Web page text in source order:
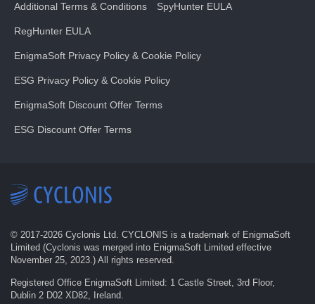
Additional Terms & Conditions SpyHunter EULA
RegHunter EULA
EnigmaSoft Privacy Policy & Cookie Policy
ESG Privacy Policy & Cookie Policy
EnigmaSoft Discount Offer Terms
ESG Discount Offer Terms
© 2017-2026 Cyclonis Ltd. CYCLONIS is a trademark of EnigmaSoft
Limited (Cyclonis was merged into EnigmaSoft Limited effective
November 25, 2023.) All rights reserved.
Registered Office EnigmaSoft Limited: 1 Castle Street, 3rd Floor,
Dublin 2 D02 XD82, Ireland.